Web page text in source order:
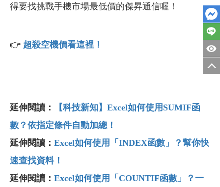
得要找挑戰手機市場最低價的傑昇通信喔！
👉 超殺空機價看這裡！
延伸閱讀：
【科技新知】Excel如何使用SUMIF函
數？依指定條件自動加總！
延伸閱讀： Excel如何使用「INDEX函數」？幫你快
速查找資料！
延伸閱讀： Excel如何使用「COUNTIF函數」？一